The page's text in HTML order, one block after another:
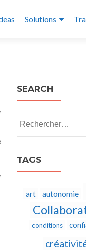
Solutions
SEARCH
TAGS
art autonomie
conditions